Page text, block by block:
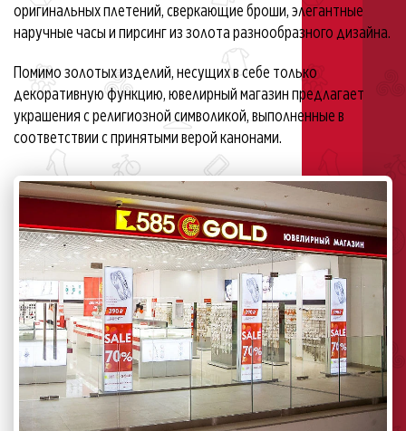
оригинальных плетений, сверкающие броши, элегантные
наручные часы и пирсинг из золота разнообразного дизайна.
Помимо золотых изделий, несущих в себе только
декоративную функцию, ювелирный магазин предлагает
украшения с религиозной символикой, выполненные в
соответствии с принятыми верой канонами.